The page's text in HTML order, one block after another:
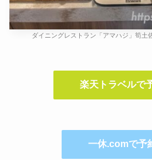
ダイニングレストラン「アマハジ」筍土
楽天トラベルで
一休.comで予